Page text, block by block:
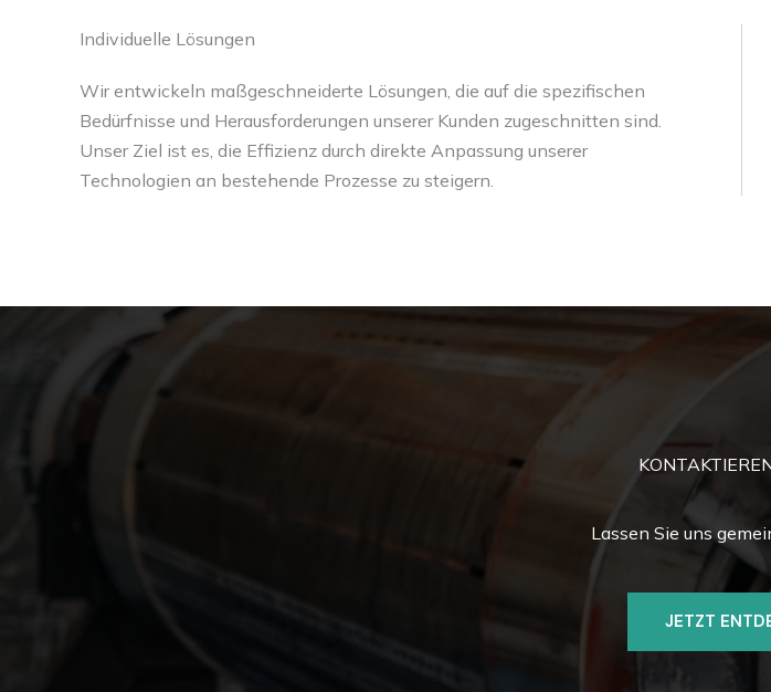
Individuelle Lösungen
Wir entwickeln maßgeschneiderte Lösungen, die auf die spezifischen
Bedürfnisse und Herausforderungen unserer Kunden zugeschnitten sind.
Unser Ziel ist es, die Effizienz durch direkte Anpassung unserer
Technologien an bestehende Prozesse zu steigern.
Lassen Sie uns
JETZT